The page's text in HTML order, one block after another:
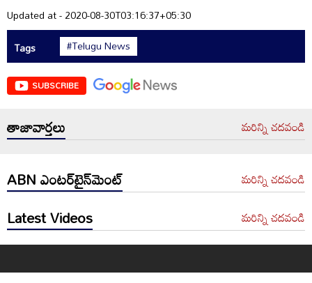
Updated at - 2020-08-30T03:16:37+05:30
Tags
#Telugu News
SUBSCRIBE
తాజావార్తలు మరిన్ని చదవండి
ABN ఎంటర్‌టైన్‌మెంట్ మరిన్ని చదవండి
Latest Videos మరిన్ని చదవండి